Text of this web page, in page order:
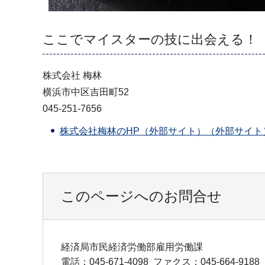
ここでマイスターの技に出会える！
株式会社 梅林
横浜市中区吉田町52
045-251-7656
株式会社梅林のHP（外部サイト）（外部サイト
このページへのお問合せ
経済局市民経済労働部雇用労働課
電話：045-671-4098 ファクス：045-664-9188